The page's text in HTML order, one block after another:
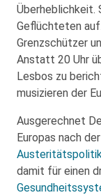
Überheblichkeit.
Geflüchteten
Grenzschützer
Anstatt 20 Uhr
Lesbos zu
musizieren der
Ausgerechnet
Europas nach
damit für einen